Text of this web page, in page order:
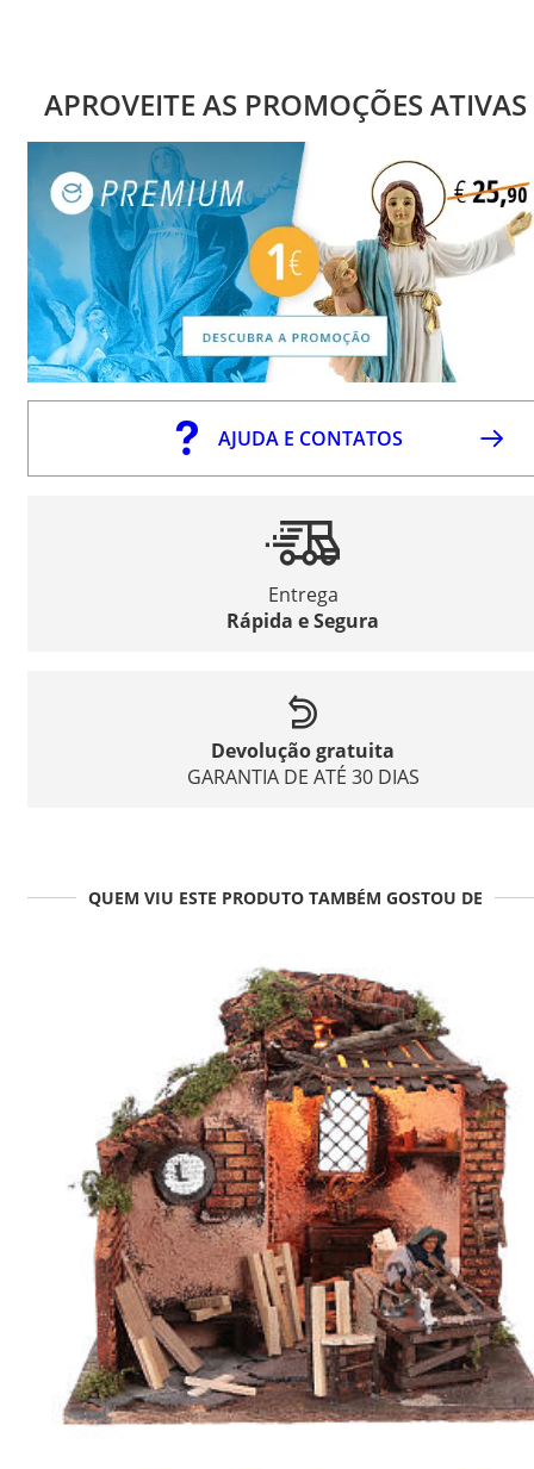
APROVEITE AS PROMOÇÕES ATIVAS
AJUDA E CONTATOS
Entrega
Rápida e Segura
Devolução gratuita
GARANTIA DE ATÉ 30 DIAS
QUEM VIU ESTE PRODUTO TAMBÉM GOSTOU DE